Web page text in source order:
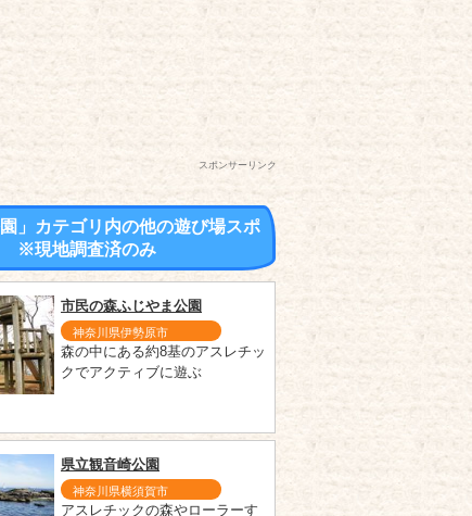
スポンサーリンク
園」カテゴリ内の他の遊び場スポ
※現地調査済のみ
市民の森ふじやま公園
神奈川県伊勢原市
森の中にある約8基のアスレチッ
クでアクティブに遊ぶ
県立観音崎公園
神奈川県横須賀市
アスレチックの森やローラーす